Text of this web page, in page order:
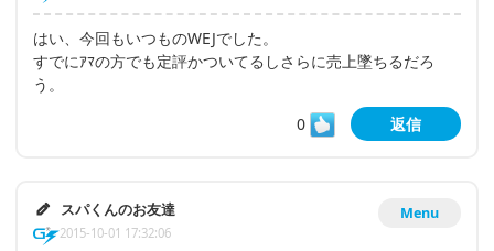
はい、今回もいつものWEJでした。
すでにｱﾏの方でも定評かついてるしさらに売上墜ちるだろ
う。
0
返信
Menu
スパくんのお友達
2015-10-01 17:32:06